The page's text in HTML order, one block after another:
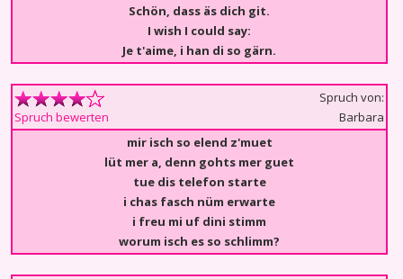
Schön, dass äs dich git.
I wish I could say:
Je t'aime, i han di so gärn.
Spruch bewerten
Spruch von:
Barbara
mir isch so elend z'muet
lüt mer a, denn gohts mer guet
tue dis telefon starte
i chas fasch nüm erwarte
i freu mi uf dini stimm
worum isch es so schlimm?